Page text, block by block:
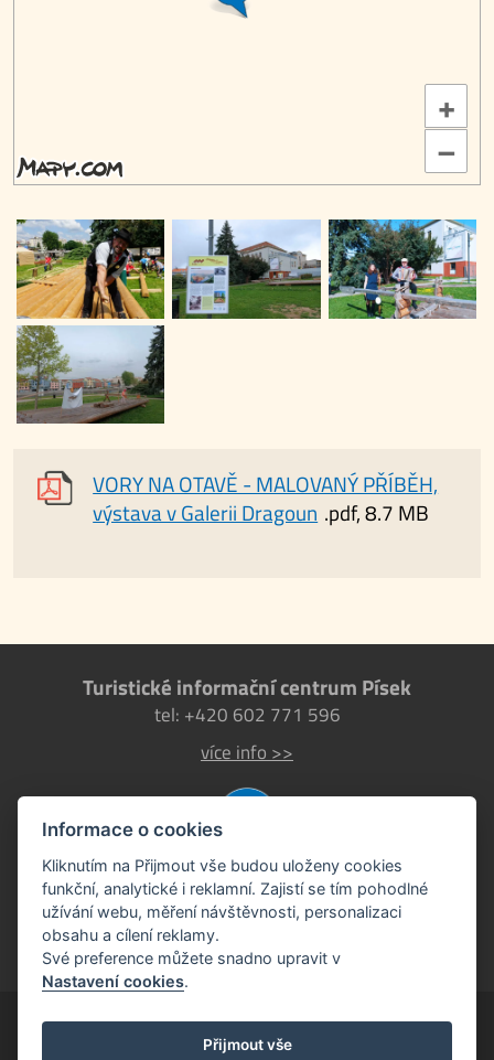
+
–
VORY NA OTAVĚ - MALOVANÝ PŘÍBĚH,
výstava v Galerii Dragoun .pdf, 8.7 MB
Turistické informační centrum Písek
tel: +420 602 771 596
více info >>
Písek EU
Informace o cookies
Kliknutím na Přijmout vše budou uloženy cookies
funkční, analytické i reklamní. Zajistí se tím pohodlné
užívání webu, měření návštěvnosti, personalizaci
obsahu a cílení reklamy.
Své preference můžete snadno upravit v
Nastavení cookies.
Přijmout vše